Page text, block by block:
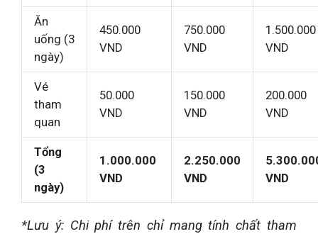
Ăn
uống (3
ngày)
450.000
VND
750.000
VND
1.500.000
VND
Vé
tham
quan
50.000
VND
150.000
VND
200.000
VND
Tổng
(3
ngày)
1.000.000
VND
2.250.000
VND
VND
*Lưu ý: Chi phí trên chỉ mang tính chất tham